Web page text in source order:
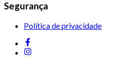
Segurança
Política de privacidade